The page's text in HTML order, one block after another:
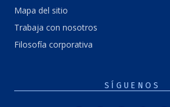
Mapa del sitio
Trabaja con nosotros
Filosofía corporativa
SÍGUENOS